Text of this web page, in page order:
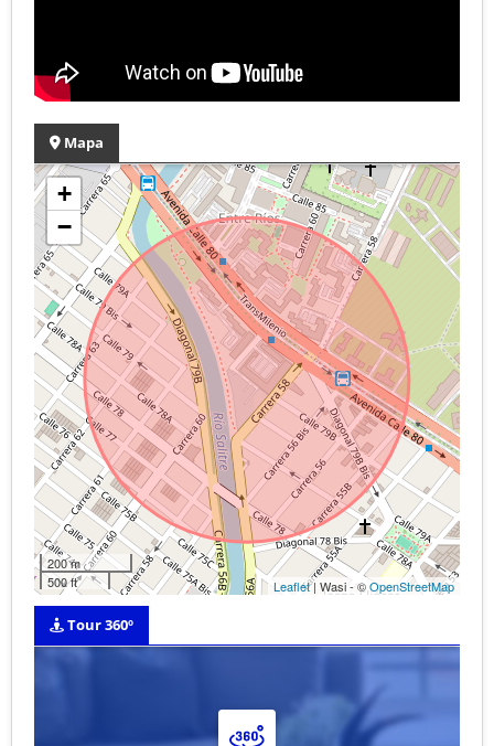
Mapa
+
−
200 m
500 ft
Leaflet| Wasi - ©OpenStreetMap
Tour 360º